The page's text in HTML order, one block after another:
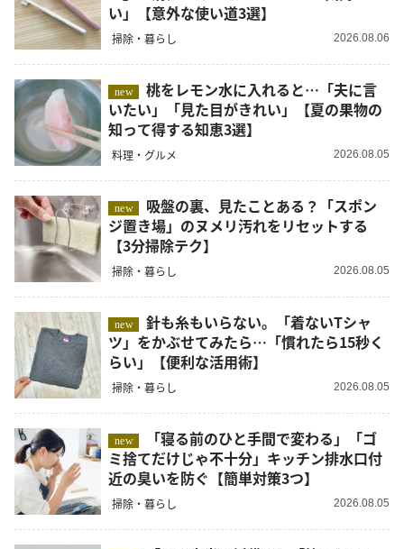
い」【意外な使い道3選】
掃除・暮らし 2026.08.06
new
桃をレモン水に入れると…「夫に言
いたい」「見た目がきれい」【夏の果物の
知って得する知恵3選】
料理・グルメ 2026.08.05
new
ジ置き場」のヌメリ汚れをリセットする
【3分掃除テク】
掃除・暮らし 2026.08.05
new
針も糸もいらない。「着ないTシャ
ツ」をかぶせてみたら…「慣れたら15秒く
らい」【便利な活用術】
掃除・暮らし 2026.08.05
new
ミ捨てだけじゃ不十分」キッチン排水口付
近の臭いを防ぐ【簡単対策3つ】
掃除・暮らし 2026.08.05